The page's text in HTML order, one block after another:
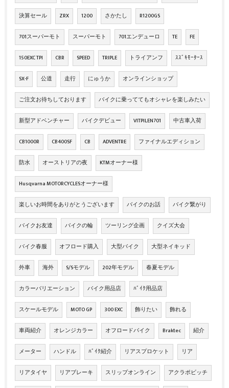
決算セール ZRX 1200 さかたし R1200GS
701スーパーモト スーパーモト 701エンデューロ TE FE
150EXC TPI CBR SPEED TRIPLE トライアンフ ｽｽﾞｷﾓｰﾀｰｽ
SX-F 公道 走行 にゅうか オンラインショップ
ご注文お待ちしております バイクに乗っててもオシャレを楽しみたい
新型アドベンチャー バイクデビュー VITPILEN701 中古車入荷
CB1000R CB400SF CB ADVENTRE ファイナルエディション
防水 オーストリアの夜 KTMオーナー様
Husqvarna MOTORCYCLESオーナー様
楽しいお時間をありがとうございます バイクのお話 バイク繋がり
バイクお友達 バイクの輪 ツーリング企画 クイズ大会
バイク春服 オフロード購入 大型バイク 大型ネイキッド
外車 海外 S/Sモデル 202年モデル 春夏モデル
カラーバリエーション バイク用品店 ﾊﾞｲｸ用品店
スケールモデル MOTO GP 300 EXC 飾りたい 飾れる
車両紹介 オレンジカラー オフロードバイク Braktec 紹介
メーター ハンドル ﾊﾞｲｸ紹介 リアスプロケット リア
リアタイヤ リアブレーキ スリップオンライン アクラポビッチ